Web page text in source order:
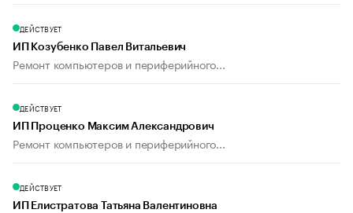
ДЕЙСТВУЕТ
ИП Козубенко Павел Витальевич
Ремонт компьютеров и периферийного...
ДЕЙСТВУЕТ
ИП Проценко Максим Александрович
Ремонт компьютеров и периферийного...
ДЕЙСТВУЕТ
ИП Елистратова Татьяна Валентиновна